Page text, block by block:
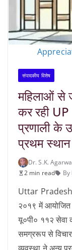
संपादकीय विशेष
महिलाओं से
कर रही
प्रणाली के
प्रथम
Dr. S.K.
2 min read
Uttar Pradesh:
२०१९ में आयोजित
यू०पी० ११२ सेवा
समग्ररूप से